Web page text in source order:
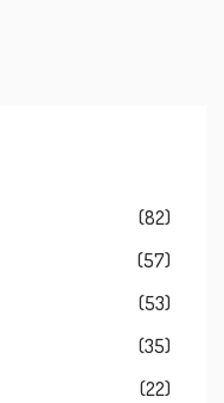
(82)
(57)
(53)
(35)
(22)